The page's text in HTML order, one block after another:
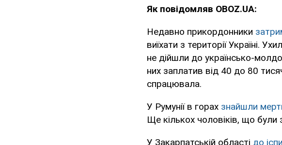
Як повідомляв OBOZ.UA:
Недавно прикордонники
виїхати з території Україні.
не дійшли до українсько-
них заплатив від 40 до 80
спрацювала.
У Румунії в горах знайшли
Ще кількох чоловіків, що були
У Закарпатській області до